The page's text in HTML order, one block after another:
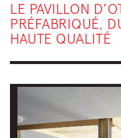
LE PAVILLON
PRÉFABRIQUÉ,
HAUTE QUALITÉ